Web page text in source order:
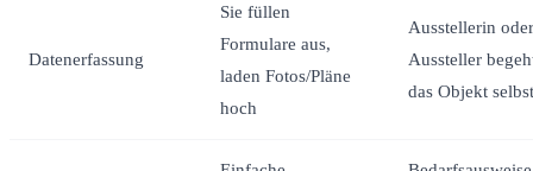
Datenerfassung
Sie füllen
Formulare aus,
laden Fotos/Pläne
hoch
Ausstellerin oder
Aussteller
das Objekt selbst